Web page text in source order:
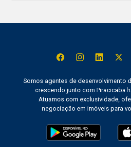
Somos agentes de desenvolvimento
crescendo junto com Piracicaba
Atuamos com exclusividade,
negociação em imóveis para